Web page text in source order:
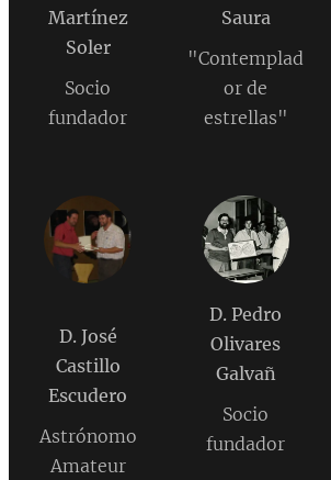
Martínez
Soler
Socio
fundador
Saura
"Contemplad
or de
estrellas"
D. José
Castillo
Escudero
Astrónomo
Amateur
D. Pedro
Olivares
Galvañ
Socio
fundador